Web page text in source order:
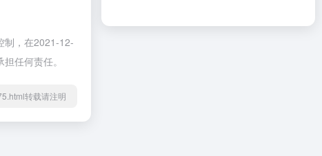
制，在2021-12-
任何责任。
转载请注明